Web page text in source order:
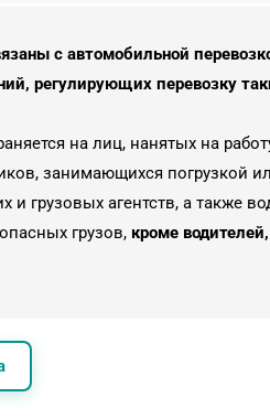
с автомобильной
регулирующих перевозку
на лиц, нанятых на
занимающихся погрузкой
и грузовых агентств, а также
грузов, кроме